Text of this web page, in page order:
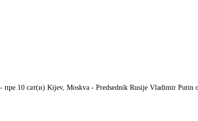
10 сат(и)‎ Kijev, Moskva - Predsednik Rusije Vladimir Putin